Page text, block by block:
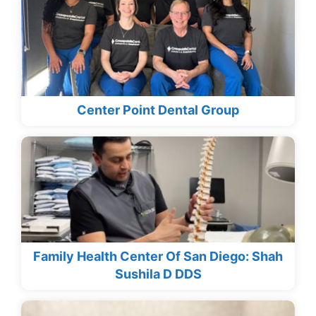
Center Point Dental Group
Family Health Center Of San Diego: Shah
Sushila D DDS